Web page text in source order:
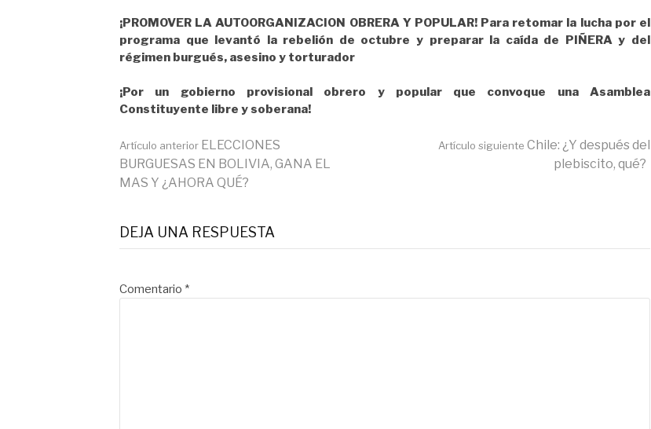
¡PROMOVER LA AUTOORGANIZACION OBRERA Y POPULAR! Para retomar la lucha por el
programa que levantó la rebelión de octubre y preparar la caída de PIÑERA y del
régimen burgués, asesino y torturador
¡Por un gobierno provisional obrero y popular que convoque una Asamblea
Constituyente libre y soberana!
Seguir
Artículo anterior ELECCIONES
BURGUESAS EN BOLIVIA, GANA EL
MAS Y ¿AHORA QUÉ?
Artículo siguiente Chile: ¿Y después del
plebiscito, qué?
DEJA UNA RESPUESTA
Comentario *